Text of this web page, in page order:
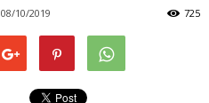
08/10/2019 725